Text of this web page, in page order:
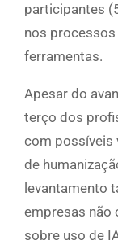
participantes
nos
ferramentas.
Apesar do
terço dos
com possíveis
de
levantamento
empresas não
sobre uso de